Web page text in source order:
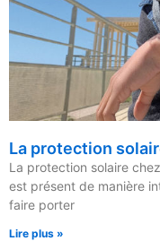
La protection
La protection solaire
est présent de manière
faire porter
Lire plus »